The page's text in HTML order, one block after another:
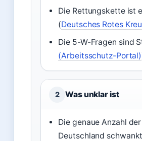
Die Rettungskette ist
(Deutsches Rotes
Die 5-W-Fragen sind
(Arbeitsschutz-Portal)
2 Was unklar ist
Die genaue Anzahl
Deutschland